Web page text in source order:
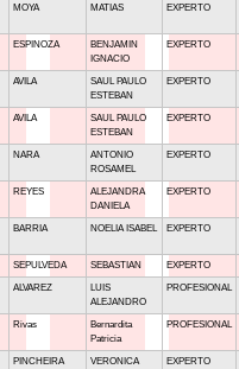
MOYA MATIAS EXPERTO
ESPINOZA
BENJAMIN
IGNACIO
EXPERTO
AVILA
SAUL PAULO
ESTEBAN
EXPERTO
AVILA
SAUL PAULO
ESTEBAN
EXPERTO
NARA
ANTONIO
ROSAMEL
EXPERTO
REYES
ALEJANDRA
DANIELA
EXPERTO
BARRIA NOELIA ISABEL EXPERTO
SEPULVEDA SEBASTIAN EXPERTO
ALVAREZ
LUIS
ALEJANDRO
PROFESIONAL
Rivas
Bernardita
Patricia
PROFESIONAL
PINCHEIRA VERONICA EXPERTO